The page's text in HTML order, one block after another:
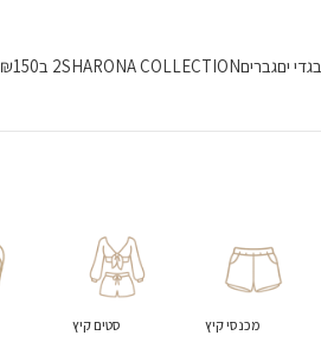
בגדי יםגבריםSHARONA COLLECTION2 ב₪150
מכנסי קיץ סטים קיץ